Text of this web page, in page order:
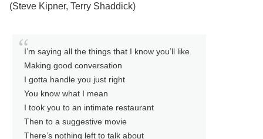
(Steve Kipner, Terry Shaddick)
I’m saying all the things that I know you’ll like
Making good conversation
I gotta handle you just right
You know what I mean
I took you to an intimate restaurant
Then to a suggestive movie
There’s nothing left to talk about